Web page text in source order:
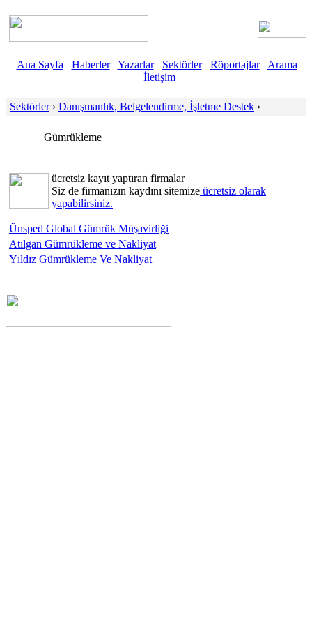
Ana Sayfa Haberler Yazarlar Sektörler Röportajlar
Arama
İletişim
Sektörler› Danışmanlık, Belgelendirme, İşletme Destek ›
Gümrükleme
ücretsiz kayıt yaptıran firmalar
Siz de firmanızın kaydını sitemize ücretsiz olarak
yapabilirsiniz.
Ünsped Global Gümrük Müşavirliği
Atılgan Gümrükleme ve Nakliyat
Yıldız Gümrükleme Ve Nakliyat